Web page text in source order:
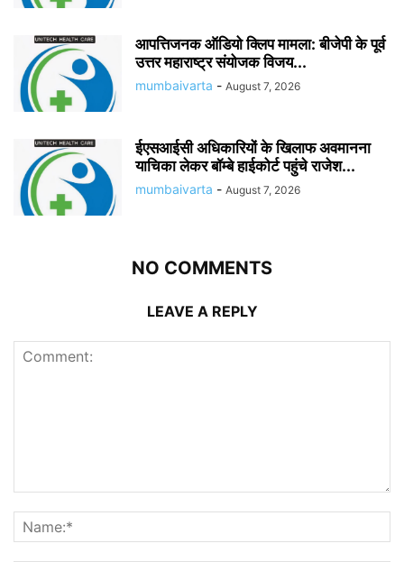
आपत्तिजनक ऑडियो क्लिप मामला: बीजेपी के पूर्व
उत्तर महाराष्ट्र संयोजक विजय...
mumbaivarta - August 7, 2026
ईएसआईसी अधिकारियों के खिलाफ अवमानना
याचिका लेकर बॉम्बे हाईकोर्ट पहुंचे राजेश...
mumbaivarta - August 7, 2026
NO COMMENTS
LEAVE A REPLY